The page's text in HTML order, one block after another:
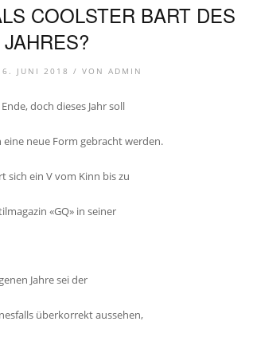
COOLSTER BART DES
JAHRES?
JUNI 2018 / VON ADMIN
doch dieses Jahr soll
neue Form gebracht werden.
sich ein V vom Kinn bis zu
«GQ» in seiner
Jahre sei der
überkorrekt aussehen,